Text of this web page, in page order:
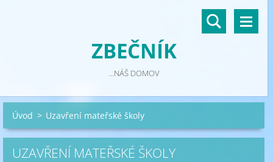
ZBEČNÍK
...NÁŠ DOMOV
Úvod > Uzavření mateřské školy
UZAVŘENÍ MATEŘSKÉ ŠKOLY